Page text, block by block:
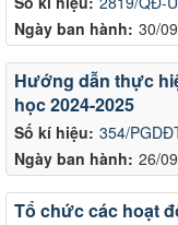
Ngày ban hành: 30/
Số kí hiệu: 354/
Ngày ban hành: 26/
Hướng dẫn thực
học 2024-2025
Tổ chức các hoạt